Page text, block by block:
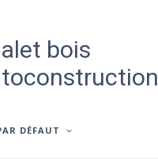
bois
DÉFAUT